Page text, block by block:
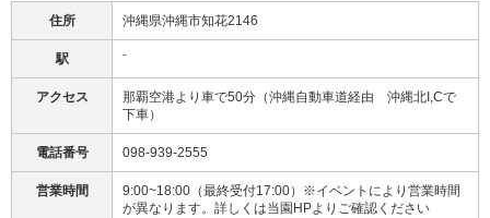
住所 沖縄県沖縄市知花2146
駅 ⁻
アクセス
那覇空港より車で50分（沖縄自動車道経由 沖縄北I,Cで
下車）
電話番号 098-939-2555
営業時間
9:00~18:00（最終受付17:00）※イベントにより営業時間
が異なります。詳しくは当園HPよりご確認ください